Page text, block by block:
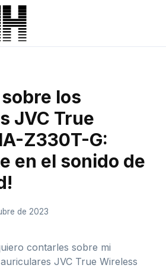
los
JVC True
Z330T-G:
en el sonido de
de 2023
contarles sobre mi
JVC True Wireless